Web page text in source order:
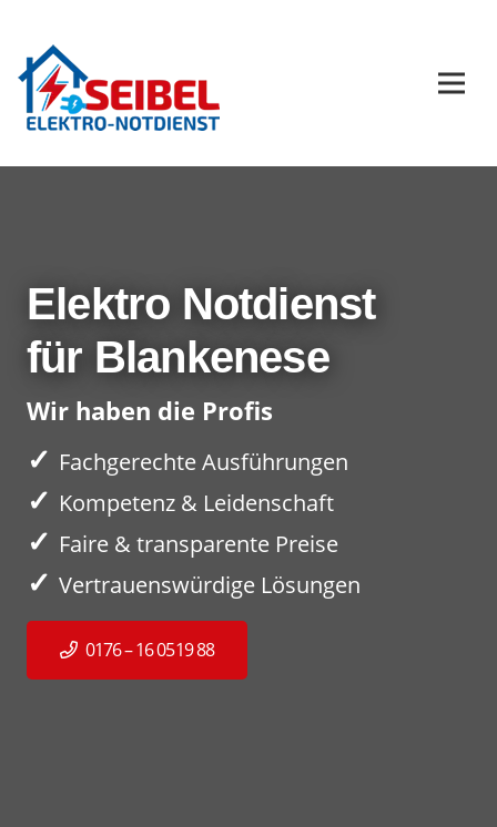
Elektro Notdienst
für Blankenese
Wir haben die Profis
✓ Fachgerechte Ausführungen
✓ Kompetenz & Leidenschaft
✓ Faire & transparente Preise
✓ Vertrauenswürdige Lösungen
0176 – 16 0519 88